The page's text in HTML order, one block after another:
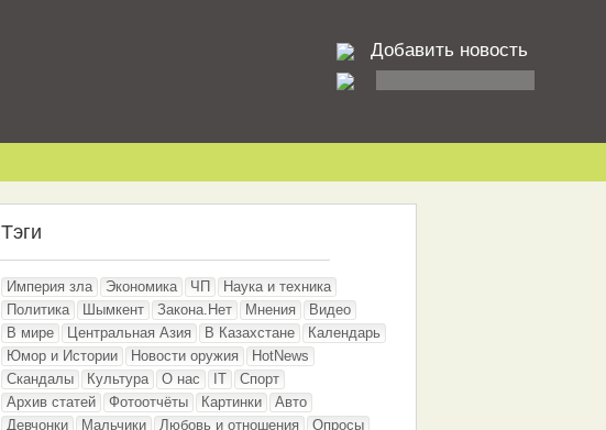
Добавить новость
Тэги
Империя зла Экономика ЧП
Наука и техника
Политика
Шымкент Закона.Нет Мнения
Видео
В мире
Центральная Азия В Казахстане
Календарь
Юмор и Истории
Новости оружия
HotNews
Скандалы
Культура О нас IT
Спорт
Архив статей
Фотоотчёты Картинки
Авто
Девчонки
Мальчики Любовь и отношения
Опросы